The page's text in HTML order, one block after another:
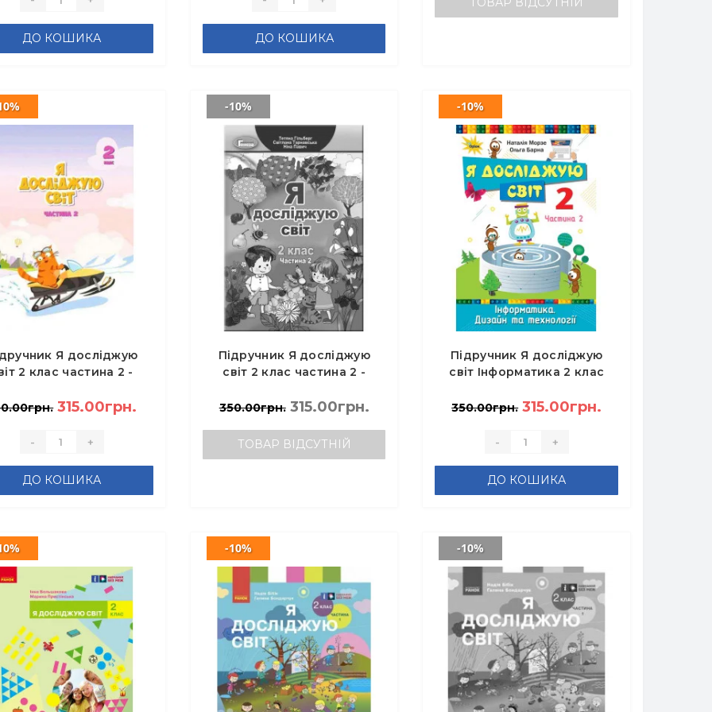
ДО КОШИКА ДО КОШИКА
Я досліджую
2 клас частина 2 -
Пономаренко В.С.
315.00грн.
- +
ДО КОШИКА
Підручник Я досліджую
світ 2 клас частина 2 -
-10%
350.00грн. 315.00грн.
ТОВАР ВІДСУТНІЙ
Підручник Я досліджую
світ Інформатика 2 клас
-10%
350.00грн. 315.00грн.
- +
ДО КОШИКА
-10% -10%